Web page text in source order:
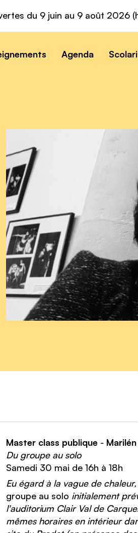
du 9 juin au 9 août 2026
Agenda
Master class publique –
Du groupe au solo
Samedi 30 mai de 16h à 18h
Eu égard à la vague de
groupe au solo initialement
l'auditorium Clair Val de
mêmes horaires en intérieur